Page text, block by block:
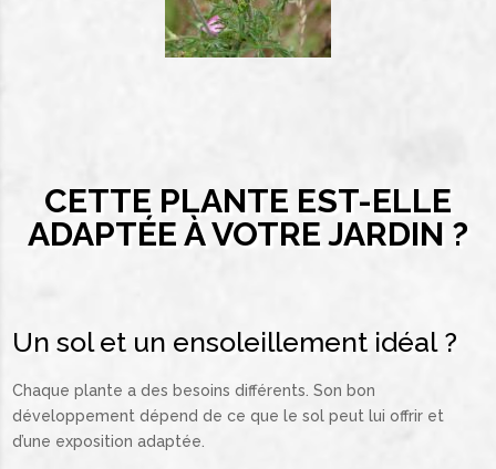
CETTE PLANTE EST-ELLE
ADAPTÉE À VOTRE JARDIN ?
Un sol et un ensoleillement idéal ?
Chaque plante a des besoins différents. Son bon
développement dépend de ce que le sol peut lui offrir et
d’une exposition adaptée.